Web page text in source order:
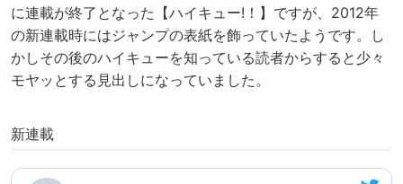
に連載が終了となった【ハイキュー!！】ですが、2012年
の新連載時にはジャンプの表紙を飾っていたようです。し
かしその後のハイキューを知っている読者からすると少々
モヤッとする見出しになっていました。
新連載